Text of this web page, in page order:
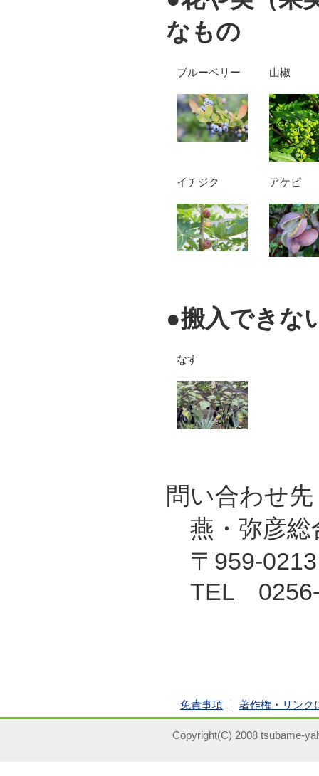
なもの
ブルーベリー 山椒
イチジク アケビ
●搬入できな
なす
問い合わせ先
燕・弥彦総
〒959-
TEL 0256-
免責事項 著作権・リンク
Copyright(C) 2008 tsubame-